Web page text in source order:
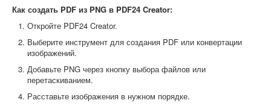
Как создать PDF из PNG в PDF24 Creator:
Откройте PDF24 Creator.
Выберите инструмент для создания PDF или конвертации
изображений.
Добавьте PNG через кнопку выбора файлов или
перетаскиванием.
Расставьте изображения в нужном порядке.